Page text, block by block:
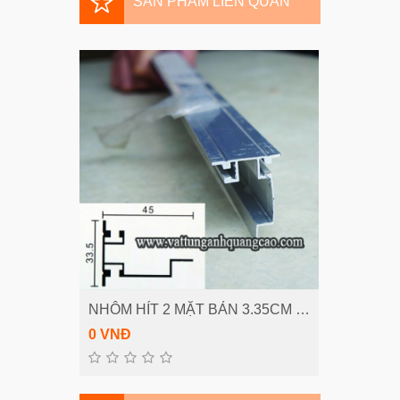
THÊM VÀO GIỎ
NHÔM HÍT 2 MẶT BẢN 3.35CM NH2MĐ 0335
0 VNĐ